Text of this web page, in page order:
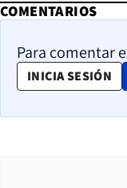
COMENTARIOS
Para comentar
INICIA SESIÓN